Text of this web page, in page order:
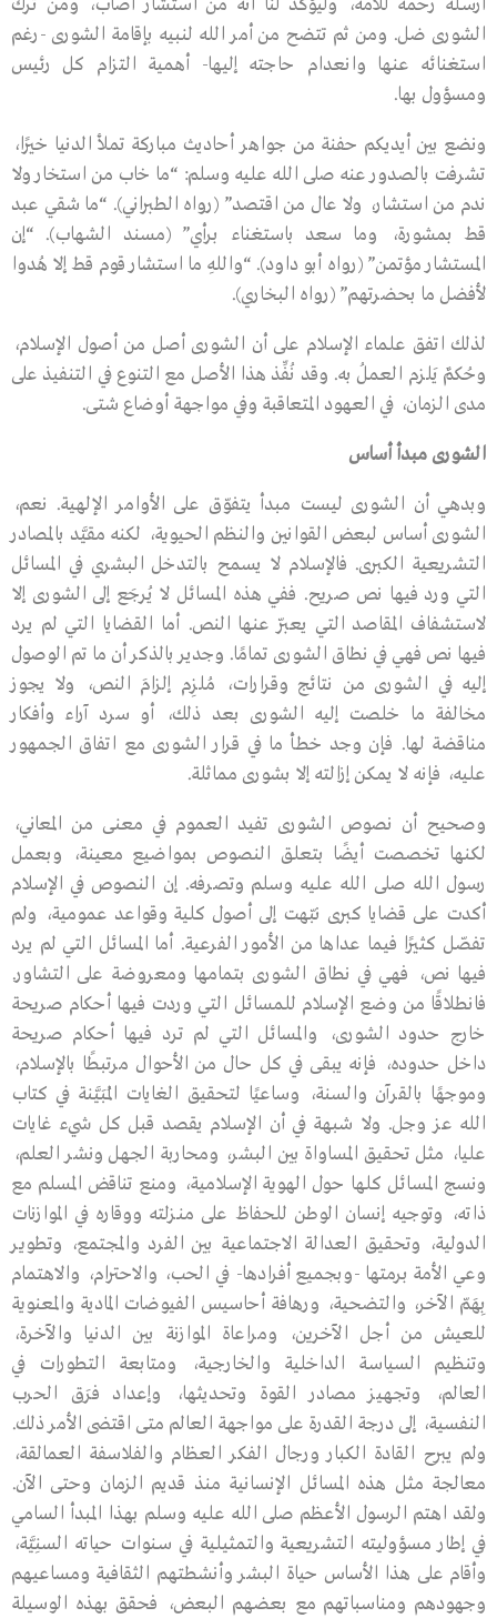
أرسـله رحمة للأمة، وليؤكد لنا أنه من استشار أصاب، ومن ترك
الشورى ضل. ومن ثم تتضح من أمر الله لنبيه بإقامة الشورى -رغم
استغنائه عنها وانعدام حاجته إليها- أهمية التزام كل رئيس
ومسؤول بها.
ونضع بين أيديكم حفنة من جواهر أحاديث مباركة تملأ الدنيا خيرًا،
تشرفت بالصدور عنه صلى الله عليه وسلم: “ما خاب من استخار ولا
ندم من استشار، ولا عال من اقتصد” (رواه الطبراني). “ما شقي عبد
قط بمشورة، وما سعد باستغناء برأي” (مسند الشهاب). “إن
المستشار مؤتمن” (رواه أبو داود). “واللهِ ما استشار قوم قط إلا هُدوا
لأفضل ما بحضرتهم” (رواه البخاري).
لذلك اتفق علماء الإسلام على أن الشورى أصل من أصول الإسلام،
وحُكمٌ يَلزم العملُ به. وقد نُفِّذ هذا الأصل مع التنوع في التنفيذ على
مدى الزمان، في العهود المتعاقبة وفي مواجهة أوضاع شتى.
الشورى مبدأ أساس
وبدهي أن الشورى ليست مبدأ يتفوّق على الأوامر الإلهية. نعم،
الشورى أسـاس لبعض القوانين والنظم الحيوية، لكنه مقيَّد بالمصادر
التشريعية الكبرى. فالإسلام لا يسمح بالتدخل البشري في المسائل
التي ورد فيها نص صريح. ففي هذه المسائل لا يُرجَع إلى الشورى إلا
لاستشفاف المقاصد التي يعبّر عنها النص. أما القضايا التي لم يرد
فيها نص فهي في نطاق الشورى تمامًا. وجدير بالذكر أن ما تم الوصول
إليه في الشورى من نتائج وقرارات، مُلزِم إلزامَ النص، ولا يجوز
مخالفة ما خلصت إليه الشورى بعد ذلك، أو سرد آراء وأفكار
مناقضة لها. فإن وجد خطأ ما في قرار الشورى مع اتفاق الجمهور
عليه، فإنه لا يمكن إزالته إلا بشورى مماثلة.
وصحيح أن نصوص الشورى تفيد العموم في معنى من المعاني،
لكنها تخصصت أيضًا بتعلق النصوص بمواضيع معينة، وبعمل
رسـول الله صلى الله عليه وسلم وتصرفه. إن النصوص في الإسلام
أكدت على قضايا كبرى نبّهت إلى أصول كلية وقواعد عمومية، ولم
تفصّل كثيرًا فيما عداها من الأمور الفرعية. أما المسائل التي لم يرد
فيها نص، فهي في نطاق الشورى بتمامها ومعروضة على التشاور.
فانطلاقًا من وضع الإسلام للمسائل التي وردت فيها أحكام صريحة
خارج حدود الشورى، والمسائل التي لم ترد فيها أحكام صريحة
داخل حدوده، فإنه يبقى في كل حـال من الأحوال مرتبطًا بالإسلام،
وموجهًا بالقرآن والسنة، وساعيًا لتحقيق الغايات المُبَيَّنة في كتاب
الله عز وجل. ولا شبهة في أن الإسلام يقصد قبل كل شيء غايات
عليا، مثل تحقيق المساواة بين البشر، ومحاربة الجهل ونشر العلم،
ونسج المسـائل كلها حـول الهوية الإسلامية، ومنع تناقض المسلم مع
ذاته، وتوجيه إنسان الوطن للحفاظ على منـزلته ووقاره في الموازنات
الدولية، وتحقيق العدالة الاجتماعية بين الفرد والمجتمع، وتطويـر
وعي الأمة برمتها -وبجميع أفرادها- في الحب، والاحترام، والاهتمام
بِهَمّ الآخر، والتضحية، ورهافة أحاسيس الفيوضات المادية والمعنوية
للعيش من أجل الآخرين، ومراعاة الموازنة بين الدنيا والآخرة،
وتنظيم السياسـة الداخلية والخارجية، ومتابعة التطورات في
العالم، وتجهيز مصادر القوة وتحديثها، وإعداد فرَق الحرب
النفسية، إلى درجة القدرة على مواجهة العالم متى اقتضى الأمر ذلك.
ولم يبرح القادة الكبار ورجال الفكر العظام والفلاسفة العمالقة،
معالجة مثل هذه المسائل الإنسانية منذ قديم الزمان وحتى الآن.
ولقد اهتم الرسول الأعظم صلى الله عليه وسلم بهذا المبدأ السامي
في إطار مسؤوليته التشريعية والتمثيلية في سـنوات حياته السنِيَّة،
وأقام على هذا الأساس حياة البشر وأنشطتهم الثقافية ومساعيهم
وجهودهم ومناسباتهم مع بعضهم البعض، فحقق بهذه الوسيلة